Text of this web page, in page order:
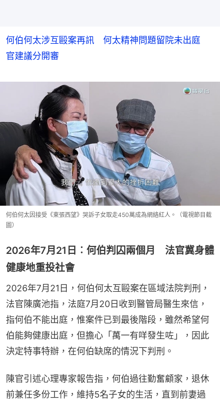
何伯何太涉互毆案再訊 何太精神問題留院未出庭
官建議分開審
何伯何太因接受《東張西望》哭訴子女取走450萬成為網絡紅人。（電視節目截
圖）
2026年7月21日︰何伯判囚兩個月 法官冀身體
健康地重投社會
2026年7月21日，何伯何太互毆案在區域法院判刑，
法官陳廣池指，法庭7月20日收到醫管局醫生來信，
指何伯不能出庭，惟案件已到最後階段，雖然希望何
伯能夠健康出庭，但擔心「萬一有咩發生咗」，因此
決定特事特辦，在何伯缺席的情況下判刑。
陳官引述心理專家報告指，何伯過往勤奮顧家，退休
前兼任多份工作，維持5名子女的生活，直到前妻過